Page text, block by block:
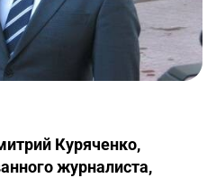
Куряченко,
журналиста,